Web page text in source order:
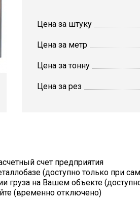
Цена за штуку
Цена за метр
Цена за тонну
Цена за рез
счет предприятия
(доступно только при
груза на Вашем объекте
(временно отключено)